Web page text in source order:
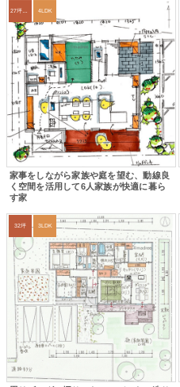
4LDK
家事をしながら家族や庭を望む、動線良
く空間を活用して6人家族が快適に暮ら
す家
32坪 3LDK